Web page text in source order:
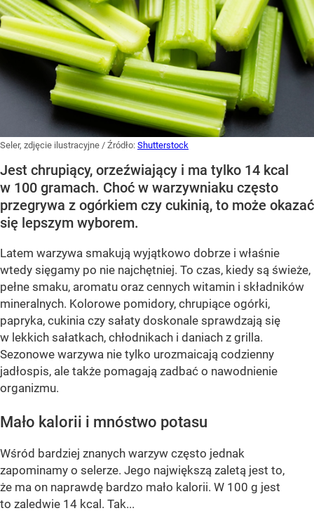
Seler, zdjęcie ilustracyjne / Źródło: Shutterstock
Jest chrupiący, orzeźwiający i ma tylko 14 kcal
w 100 gramach. Choć w warzywniaku często
przegrywa z ogórkiem czy cukinią, to może okazać
się lepszym wyborem.
Latem warzywa smakują wyjątkowo dobrze i właśnie
wtedy sięgamy po nie najchętniej. To czas, kiedy są świeże,
pełne smaku, aromatu oraz cennych witamin i składników
mineralnych. Kolorowe pomidory, chrupiące ogórki,
papryka, cukinia czy sałaty doskonale sprawdzają się
w lekkich sałatkach, chłodnikach i daniach z grilla.
Sezonowe warzywa nie tylko urozmaicają codzienny
jadłospis, ale także pomagają zadbać o nawodnienie
organizmu.
Mało kalorii i mnóstwo potasu
Wśród bardziej znanych warzyw często jednak
zapominamy o selerze. Jego największą zaletą jest to,
że ma on naprawdę bardzo mało kalorii. W 100 g jest
to zaledwie 14 kcal. Tak...